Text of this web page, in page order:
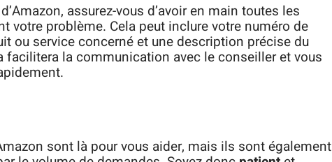
assurez-vous d’avoir en main toutes les
votre problème. Cela peut inclure votre numéro de
ou service concerné et une description précise du
facilitera la communication avec le conseiller et vous
sont là pour vous aider, mais ils sont également